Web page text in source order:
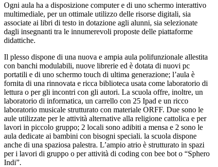
Ogni aula ha a disposizione computer e di uno schermo interattivo
multimediale, per un ottimale utilizzo delle risorse digitali, sia
associate ai libri di testo in dotazione agli alunni, sia selezionate
dagli insegnanti tra le innumerevoli proposte delle piattaforme
didattiche.
Il plesso dispone di una nuova e ampia aula polifunzionale allestita
con banchi modulabili, nuove librerie ed è dotata di nuovi pc
portatili e di uno schermo touch di ultima generazione; l’aula è
fornita di una rinnovata e ricca biblioteca usata come laboratorio di
lettura o per gli incontri con gli autori. La scuola offre, inoltre, un
laboratorio di informatica, un carrello con 25 Ipad e un ricco
laboratorio musicale strutturato con materiale ORFF. Due sono le
aule utilizzate per le attività alternative alla religione cattolica e per
lavori in piccolo gruppo; 2 locali sono adibiti a mensa e 2 sono le
aula dedicate ai bambini con bisogni speciali. la scuola dispone
anche di una spaziosa palestra. L’ampio atrio è strutturato in spazi
per i lavori di gruppo o per attività di coding con bee bot o “Sphero
Indi”.